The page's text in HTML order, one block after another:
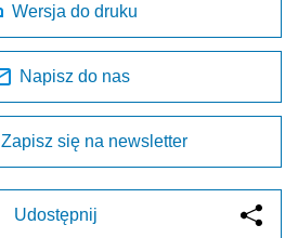
Wersja do druku
Napisz do nas
Zapisz się na newsletter
Udostępnij